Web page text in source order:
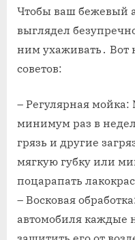
Чтобы ваш бежевый
выглядел
ним ухаживать․ Вот
советов:
– Регулярная мойка:
минимум раз в
грязь и другие
мягкую губку или
поцарапать
– Восковая
автомобиля каждые